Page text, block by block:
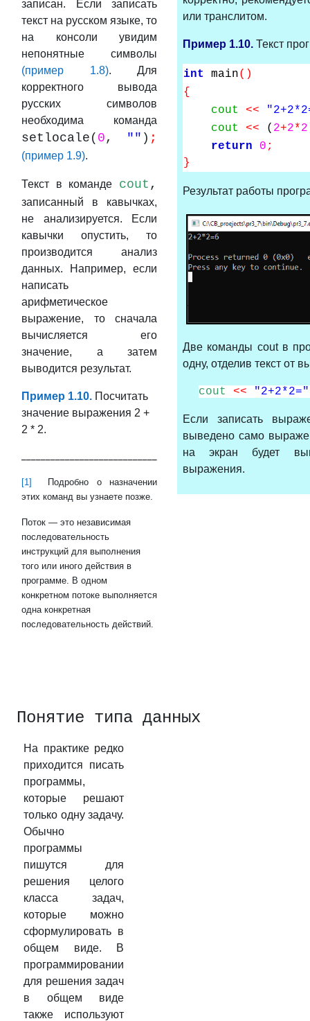
записан. Если записать
текст на русском языке, то
на консоли увидим
непонятные символы
(пример 1.8). Для
корректного вывода
русских символов
необходима команда
setlocale( 0 , "" ) ;
(пример 1.9).
Текст в команде cout ,
записанный в кавычках,
не анализируется. Если
кавычки опустить, то
производится анализ
данных. Например, если
написать
арифметическое
выражение, то сначала
вычисляется его
значение, а затем
выводится результат.
Пример 1.10. Посчитать
значение выражения 2 +
2 * 2.
[1]
Подробно о назначении
этих команд вы узнаете позже.
Поток — это независимая
последовательность
инструкций для выполнения
того или иного действия в
программе. В одном
конкретном потоке выполняется
одна конкретная
последовательность действий.
или транслитом.
Пример 1.10. Текст
int main()
{
cout <<
cout << ( 2+2*2
return
0 ;
}
Результат работы
Две команды cout в
одну, отделив текст от
cout << "2+2*2="
Если записать
выведено само
на экран будет
выражения.
Понятие типа данных
На практике редко
приходится писать
программы,
которые решают
только одну задачу.
Обычно
программы
пишутся для
решения целого
класса задач,
которые можно
сформулировать в
общем виде. В
программировании
для решения задач
в общем виде
также используют